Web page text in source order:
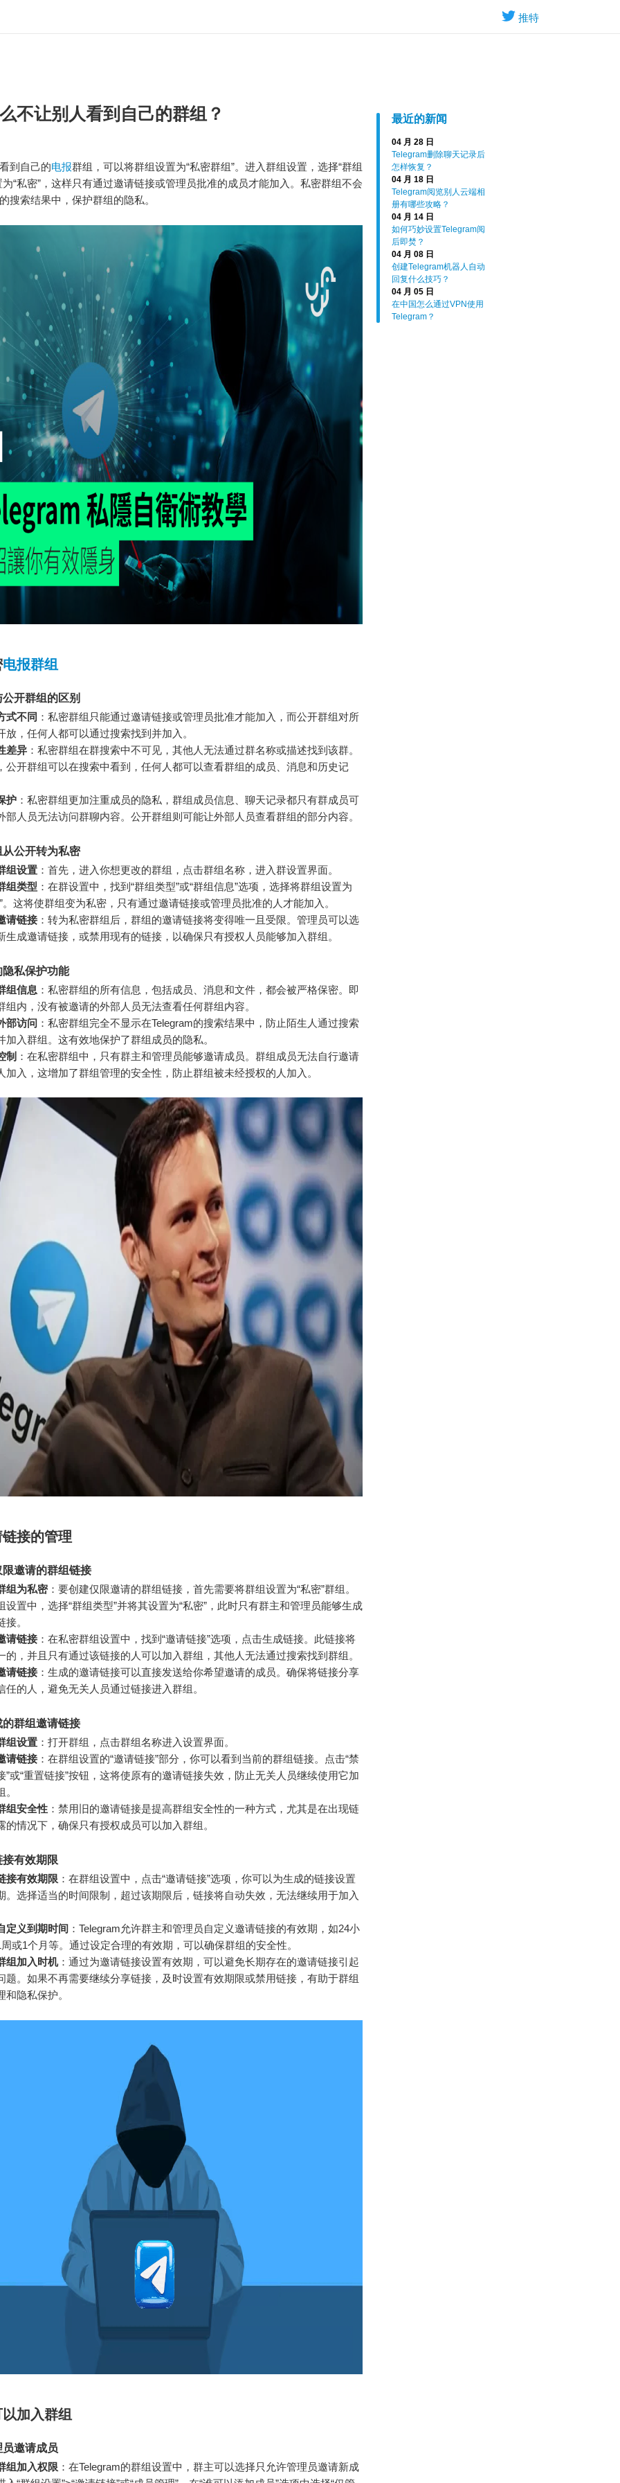
推特
最近的新闻
04 月 28 日
Telegram删除聊天记录后
怎样恢复？
04 月 18 日
Telegram阅览别人云端相
册有哪些攻略？
04 月 14 日
如何巧妙设置Telegram阅
后即焚？
04 月 08 日
创建Telegram机器人自动
回复什么技巧？
04 月 05 日
在中国怎么通过VPN使用
Telegram？
不让别人看到自己的群组？
到自己的电报群组，可以将群组设置为“私密群组”。进入群组设置，选择“群组
为“私密”，这样只有通过邀请链接或管理员批准的成员才能加入。私密群组不会
搜索结果中，保护群组的隐私。
电报群组
开群组的区别
式不同 ：私密群组只能通过邀请链接或管理员批准才能加入，而公开群组对所
放，任何人都可以通过搜索找到并加入。
差异 ：私密群组在群搜索中不可见，其他人无法通过群名称或描述找到该群。
公开群组可以在搜索中看到，任何人都可以查看群组的成员、消息和历史记
护 ：私密群组更加注重成员的隐私，群组成员信息、聊天记录都只有群成员可
部人员无法访问群聊内容。公开群组则可能让外部人员查看群组的部分内容。
公开转为私密
组设置 ：首先，进入你想更改的群组，点击群组名称，进入群设置界面。
组类型 ：在群设置中，找到“群组类型”或“群组信息”选项，选择将群组设置为
。这将使群组变为私密，只有通过邀请链接或管理员批准的人才能加入。
请链接 ：转为私密群组后，群组的邀请链接将变得唯一且受限。管理员可以选
生成邀请链接，或禁用现有的链接，以确保只有授权人员能够加入群组。
私保护功能
组信息 ：私密群组的所有信息，包括成员、消息和文件，都会被严格保密。即
组内，没有被邀请的外部人员无法查看任何群组内容。
部访问 ：私密群组完全不显示在Telegram的搜索结果中，防止陌生人通过搜索
加入群组。这有效地保护了群组成员的隐私。
制 ：在私密群组中，只有群主和管理员能够邀请成员。群组成员无法自行邀请
加入，这增加了群组管理的安全性，防止群组被未经授权的人加入。
接的管理
邀请的群组链接
组为私密：要创建仅限邀请的群组链接，首先需要将群组设置为“私密”群组。
设置中，选择“群组类型”并将其设置为“私密”，此时只有群主和管理员能够生成
接。
请链接 ：在私密群组设置中，找到“邀请链接”选项，点击生成链接。此链接将
的，并且只有通过该链接的人可以加入群组，其他人无法通过搜索找到群组。
请链接 ：生成的邀请链接可以直接发送给你希望邀请的成员。确保将链接分享
任的人，避免无关人员通过链接进入群组。
群组邀请链接
组设置 ：打开群组，点击群组名称进入设置界面。
请链接 ：在群组设置的“邀请链接”部分，你可以看到当前的群组链接。点击“禁
”或“重置链接”按钮，这将使原有的邀请链接失效，防止无关人员继续使用它加
组安全性 ：禁用旧的邀请链接是提高群组安全性的一种方式，尤其是在出现链
的情况下，确保只有授权成员可以加入群组。
有效期限
接有效期限 ：在群组设置中，点击“邀请链接”选项，你可以为生成的链接设置
。选择适当的时间限制，超过该期限后，链接将自动失效，无法继续用于加入
定义到期时间 ：Telegram允许群主和管理员自定义邀请链接的有效期，如24小
或1个月等。通过设定合理的有效期，可以确保群组的安全性。
组加入时机：通过为邀请链接设置有效期，可以避免长期存在的邀请链接引起
题。如果不再需要继续分享链接，及时设置有效期限或禁用链接，有助于群组
和隐私保护。
加入群组
邀请成员
组加入权限 ：在Telegram的群组设置中，群主可以选择只允许管理员邀请新成